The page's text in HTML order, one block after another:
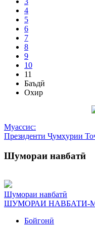
4
5
6
7
8
9
10
11
Баъдӣ
Охир
Муассис:
Президенти Ҷумҳурии
Шумораи навбатӣ
Шумораи навбатӣ
ШУМОРАИ НАВБАТИ-
Бойгонӣ